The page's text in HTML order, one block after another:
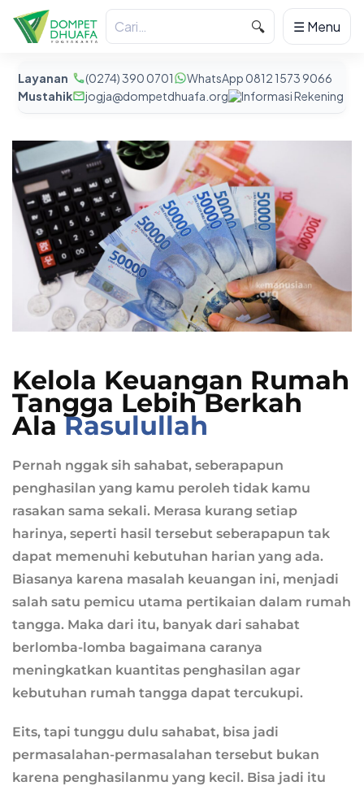
Layanan
Mustahik
(0274) 390 0701
WhatsApp 0812 1573 9066
jogja@dompetdhuafa.org
Informasi Rekening
🔍 ☰ Menu
Kelola Keuangan Rumah
Tangga Lebih Berkah
AlaRasulullah
Pernah nggak sih sahabat, seberapapun
penghasilan yang kamu peroleh tidak kamu
rasakan sama sekali. Merasa kurang setiap
harinya, seperti hasil tersebut seberapapun tak
dapat memenuhi kebutuhan harian yang ada.
Biasanya karena masalah keuangan ini, menjadi
salah satu pemicu utama pertikaian dalam rumah
tangga. Maka dari itu, banyak dari sahabat
berlomba-lomba bagaimana caranya
meningkatkan kuantitas penghasilan agar
kebutuhan rumah tangga dapat tercukupi.
Eits, tapi tunggu dulu sahabat, bisa jadi
permasalahan-permasalahan tersebut bukan
karena penghasilanmu yang kecil. Bisa jadi itu